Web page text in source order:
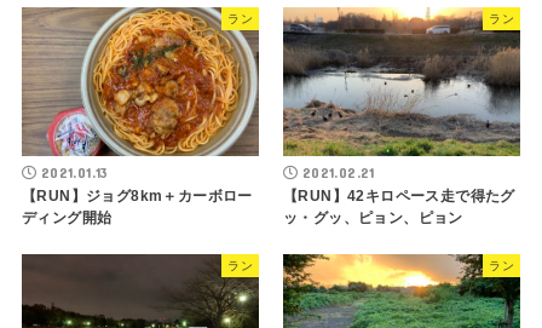
ラン
2021.01.13
【RUN】ジョグ8km＋カーボロー
ディング開始
ラン
2021.02.21
【RUN】42キロペース走で得たグ
ッ・グッ、ピョン、ピョン
ラン ラン